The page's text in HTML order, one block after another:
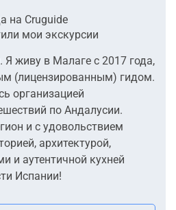
на Cruguide
мои экскурсии
Я живу в Малаге с 2017 года,
(лицензированным) гидом.
организацией
по Андалусии.
и с удовольствием
архитектурой,
и аутентичной кухней
Испании!